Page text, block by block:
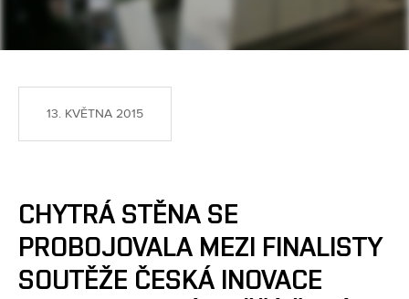
13. KVĚTNA 2015
CHYTRÁ STĚNA SE
PROBOJOVALA MEZI FINALISTY
SOUTĚŽE ČESKÁ INOVACE